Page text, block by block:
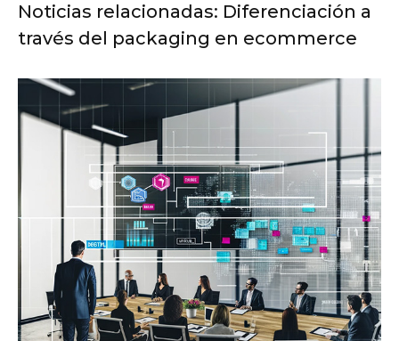
Noticias relacionadas: Diferenciación a
través del packaging en ecommerce